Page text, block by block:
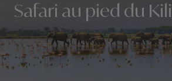
Safari au pied du